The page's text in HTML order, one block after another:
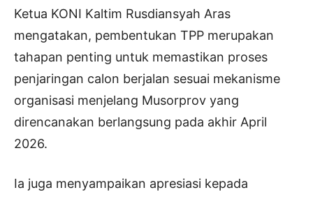
Ketua KONI Kaltim Rusdiansyah Aras
mengatakan, pembentukan TPP merupakan
tahapan penting untuk memastikan proses
penjaringan calon berjalan sesuai mekanisme
organisasi menjelang Musorprov yang
direncanakan berlangsung pada akhir April
2026.
Ia juga menyampaikan apresiasi kepada